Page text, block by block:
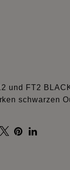
und FT2
schwarzen